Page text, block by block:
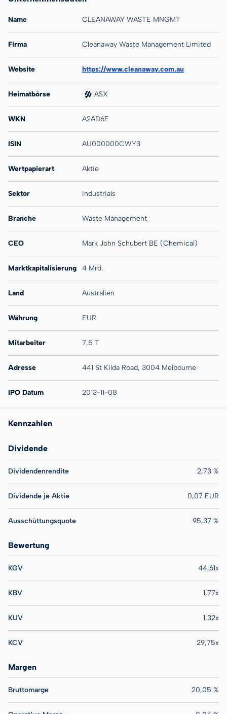
Name CLEANAWAY WASTE MNGMT
Firma Cleanaway Waste Management Limited
Website https://www.cleanaway.com.au
Heimatbörse ASX
WKN A2AD6E
ISIN AU000000CWY3
Wertpapierart Aktie
Sektor Industrials
Branche Waste Management
CEO Mark John Schubert BE (Chemical)
Marktkapitalisierung 4 Mrd.
Land Australien
Währung EUR
Mitarbeiter 7,5 T
Adresse 441 St Kilda Road, 3004 Melbourne
IPO Datum 2013-11-08
Kennzahlen
Dividende
Dividendenrendite 2,73 %
Dividende je Aktie 0,07 EUR
Ausschüttungsquote 95,37 %
Bewertung
KGV 44,61x
KBV 1,77x
KUV 1,32x
KCV 29,75x
Margen
Bruttomarge 20,05 %